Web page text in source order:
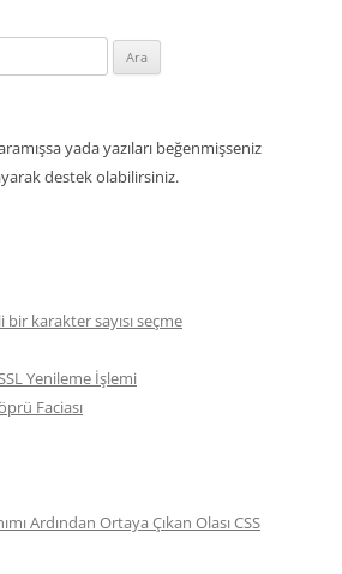
yada yazıları beğenmişseniz
destek olabilirsiniz.
bir karakter sayısı seçme
Yenileme İşlemi
Faciası
Ardından Ortaya Çıkan Olası CSS